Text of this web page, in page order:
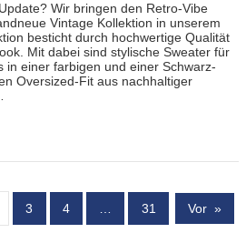
Wir bringen den Retro-Vibe
Vintage Kollektion in unserem
besticht durch hochwertige Qualität
Mit dabei sind stylische Sweater für
in einer farbigen und einer Schwarz-
Oversized-Fit aus nachhaltiger
3 4 … 31 Vor »